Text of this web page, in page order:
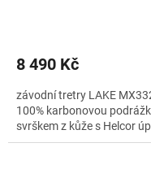
8 490 Kč
závodní tretry LAKE
100% karbonovou
svrškem z kůže s Helcor